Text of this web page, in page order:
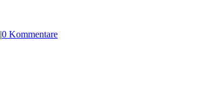
|0 Kommentare